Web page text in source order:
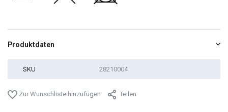
Produktdaten
SKU 28210004
Zur Wunschliste hinzufügen Teilen